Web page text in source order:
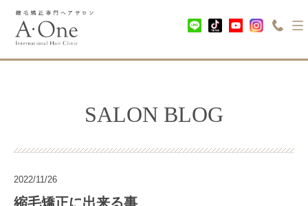
SALON BLOG
2022/11/26
縮毛矯正に出来る事